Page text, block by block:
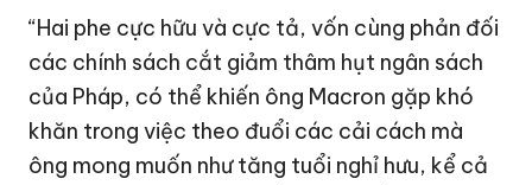
“Hai phe cực hữu và cực tả, vốn cùng phản đối
các chính sách cắt giảm thâm hụt ngân sách
của Pháp, có thể khiến ông Macron gặp khó
khăn trong việc theo đuổi các cải cách mà
ông mong muốn như tăng tuổi nghỉ hưu, kể cả